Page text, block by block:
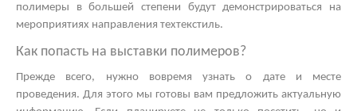
полимеры в большей степени будут демонстрироваться на
мероприятиях направления техтекстиль.
Как попасть на выставки полимеров?
Прежде всего, нужно вовремя узнать о дате и месте
проведения. Для этого мы готовы вам предложить актуальную